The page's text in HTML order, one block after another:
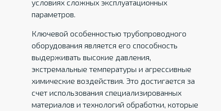
условиях сложных эксплуатационных
параметров.
Ключевой особенностью трубопроводного
оборудования является его способность
выдерживать высокие давления,
экстремальные температуры и агрессивные
химические воздействия. Это достигается за
счет использования специализированных
материалов и технологий обработки, которые